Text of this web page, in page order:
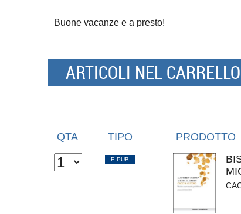
Buone vacanze e a presto!
ARTICOLI NEL CARRELLO
QTA TIPO PRODOTTO
E-PUB